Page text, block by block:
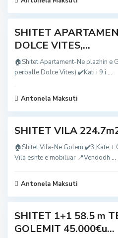
e
m
SHITET
DOLCE VITES,...
🏠Shitet Apartament-Ne plazhin e
perballe Dolce Vites) ✔️Kati i 9 i ...
Antonela Maksuti
G
o
e
m
,
l
e
m
SHITET VILA
🏠Shitet Vila-Ne Golem ✔️3 Kate
Vila eshte e mobiluar 📍Vendodh ...
Antonela Maksuti
G
o
e
m
,
l
e
m
SHITET 1+1 58.5 m
GOLEMIT 45.000€u...
G
o